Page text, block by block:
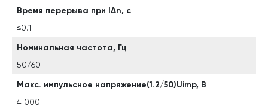
Время перерыва при lΔn, с
≤0.1
Номинальная частота, Гц
50/60
Макс. импульсное напряжение(1.2/50)Uimp, В
4 000